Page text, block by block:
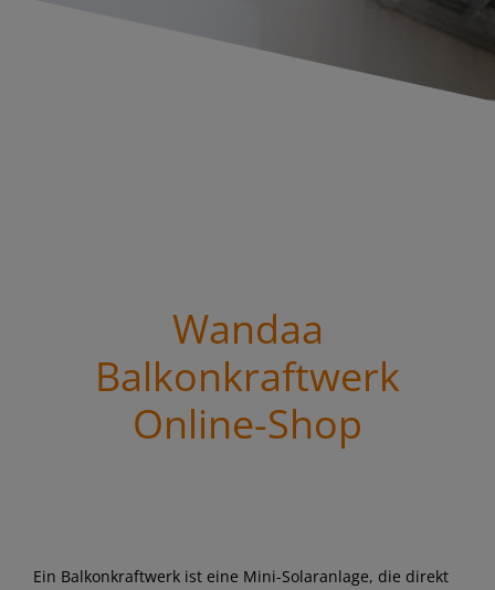
Wandaa
Balkonkraftwerk
Online-Shop
Ein Balkonkraftwerk ist eine Mini-Solaranlage, die direkt